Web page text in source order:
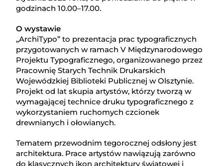
godzinach 10.00–17.00.
O wystawie
„ArchiTypo” to prezentacja prac typograficznych
przygotowanych w ramach V Międzynarodowego
Projektu Typograficznego, organizowanego przez
Pracownię Starych Technik Drukarskich
Wojewódzkiej Biblioteki Publicznej w Olsztynie.
Projekt od lat skupia artystów, którzy tworzą w
wymagającej technice druku typograficznego z
wykorzystaniem ruchomych czcionek
drewnianych i ołowianych.
Tematem przewodnim tegorocznej odsłony jest
architektura. Prace artystów nawiązują zarówno
do klasycznych ikon architektury światowej i